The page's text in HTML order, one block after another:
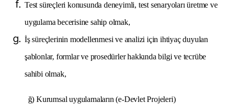
Test süreçleri konusunda deneyimli, test senaryoları üretme ve
uygulama becerisine sahip olmak,
İş süreçlerinin modellenmesi ve analizi için ihtiyaç duyulan
şablonlar, formlar ve prosedürler hakkında bilgi ve tecrübe
sahibi olmak,
ğ) Kurumsal uygulamaların (e-Devlet Projeleri)